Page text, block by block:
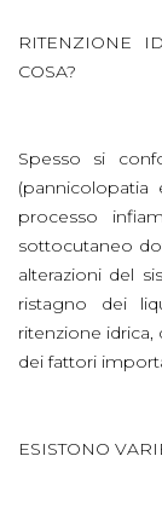
RITENZIONE
COSA?
Spesso si
(pannicolopatia
processo
sottocutaneo
alterazioni del
ristagno dei
ritenzione idrica,
dei fattori
ESISTONO